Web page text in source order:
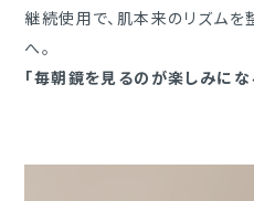
継続使用で、肌本来のリズムを
へ。
「毎朝鏡を見るのが楽しみにな